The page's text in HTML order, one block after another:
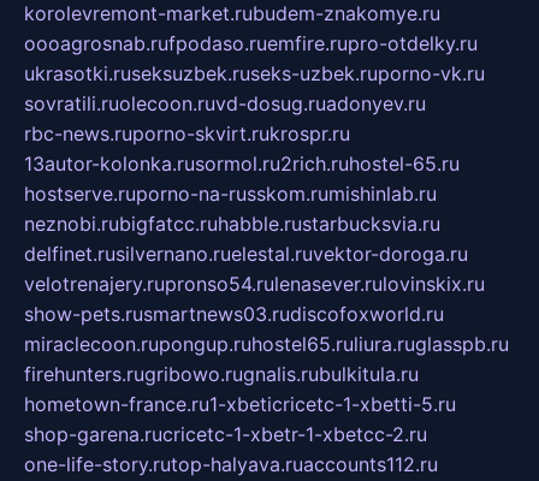
korolevremont-market.rubudem-znakomye.ru
oooagrosnab.rufpodaso.ruemfire.rupro-otdelky.ru
ukrasotki.ruseksuzbek.ruseks-uzbek.ruporno-vk.ru
sovratili.ruolecoon.ruvd-dosug.ruadonyev.ru
rbc-news.ruporno-skvirt.rukrospr.ru
13autor-kolonka.rusormol.ru2rich.ruhostel-65.ru
hostserve.ruporno-na-russkom.rumishinlab.ru
neznobi.rubigfatcc.ruhabble.rustarbucksvia.ru
delfinet.rusilvernano.ruelestal.ruvektor-doroga.ru
velotrenajery.rupronso54.rulenasever.rulovinskix.ru
show-pets.rusmartnews03.rudiscofoxworld.ru
miraclecoon.rupongup.ruhostel65.ruliura.ruglasspb.ru
firehunters.rugribowo.rugnalis.rubulkitula.ru
hometown-france.ru1-xbeticricetc-1-xbetti-5.ru
shop-garena.rucricetc-1-xbetr-1-xbetcc-2.ru
one-life-story.rutop-halyava.ruaccounts112.ru